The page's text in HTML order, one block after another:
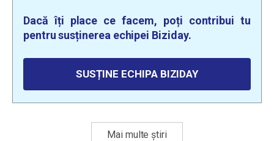
Dacă îți place ce facem, poți contribui tu
pentru susținerea echipei Biziday.
SUSȚINE ECHIPA BIZIDAY
Mai multe știri